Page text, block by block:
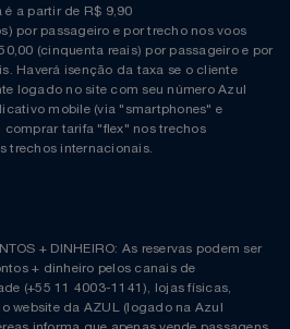
a partir de R$ 9,90
por passageiro e por trecho nos voos
(cinquenta reais) por passageiro e por
Haverá isenção da taxa se o cliente
logado no site com seu número Azul
mobile (via "smartphones" e
tarifa "flex" nos trechos
trechos internacionais.
+ DINHEIRO: As reservas podem ser
+ dinheiro pelos canais de
(+55 11 4003-1141), lojas físicas,
website da AZUL (logado na Azul